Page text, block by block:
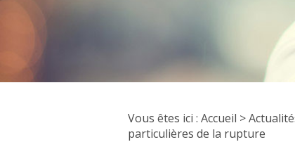
Vous êtes ici : Accueil >
particulières de la rupture